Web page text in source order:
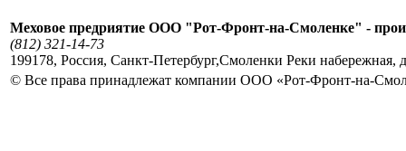
Меховое предриятие ООО "Рот-Фронт-на-Смоленке" -
(812) 321-14-73
199178, Россия, Санкт-Петербург,Смоленки Реки набережная,
© Все права принадлежат компании ООО «Рот-Фронт-на-